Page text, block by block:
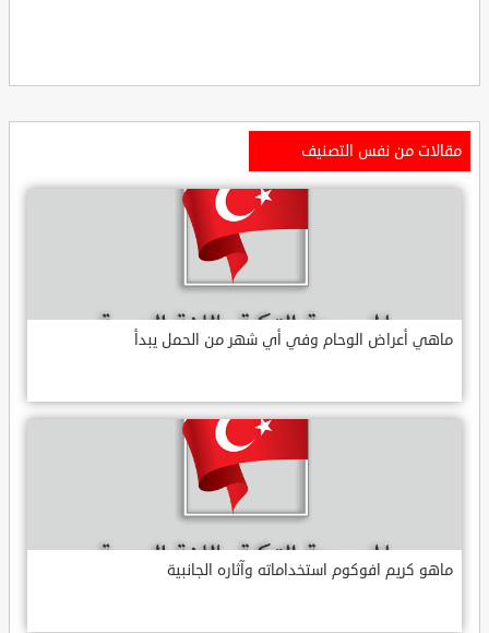
مقالات من نفس التصنيف
ماهي أعراض الوحام وفي أي شهر من الحمل يبدأ
ماهو كريم افوكوم استخداماته وآثاره الجانبية